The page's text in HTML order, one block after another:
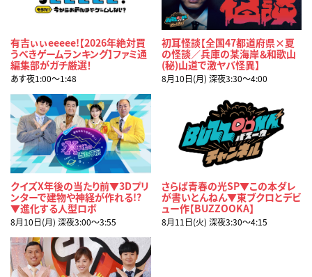
有吉ぃぃeeeee!【2026年絶対買
うべきゲームランキング】ファミ通
編集部がガチ厳選！
あす夜1:00〜1:48
初耳怪談【全国47都道府県×夏
の怪談／兵庫の某海岸＆和歌山
(秘)山道で激ヤバ怪異】
8月10日(月) 深夜3:30〜4:00
クイズX年後の当たり前▼3Dプリ
ンターで建物や神経が作れる!?
▼進化する人型ロボ
8月10日(月) 深夜3:00〜3:55
さらば青春の光SP▼この本ダレ
が書いとんねん▼東ブクロとデビ
ュー作【BUZZOOKA】
8月11日(火) 深夜3:30〜4:15